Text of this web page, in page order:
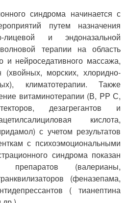
синдрома начинается с
путем назначения
и эндоназальной
терапии на область
и нейроседативного массажа,
морских, хлоридно-
климатотерапии. Также
витаминотерапии (В, PP С,
дезагрегантов и
кислота,
с учетом результатов
с психоэмоциональными
синдрома показан
препаратов (валерианы,
(феназепама,
( тианептина